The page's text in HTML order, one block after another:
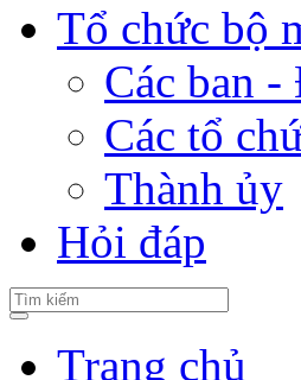
Tổ chức bộ
Các ban
Các tổ
Thành ủy
Hỏi đáp
Trang chủ